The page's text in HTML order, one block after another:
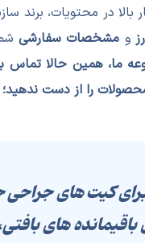
بالا در محتویات،
و مشخصات سفارشی
ما، همین حالا تماس
را از دست
کیت های جراحی
های